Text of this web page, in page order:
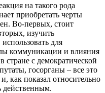
на такого рода
приобретать черты
Во-первых, стоит
изучить
для
коммуникации и влияния
с демократической
госорганы – все это
как показал относительно
действенным.